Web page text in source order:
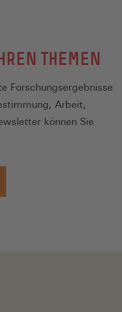
THEMEN
Forschungsergebnisse
Arbeit,
können Sie